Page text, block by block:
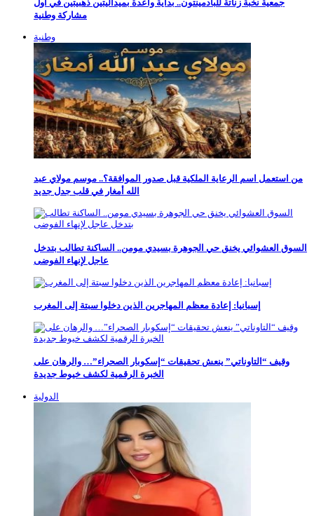
جمعية نخبة زناتة للبادمينتون.. بداية واعدة بميداليتين ذهبيتين في أول
مشاركة وطنية
وطنية
من استعمل اسم الرعاية الملكية قبل صدور الموافقة؟.. موسم مولاي عبد
الله أمغار في قلب جدل جديد
السوق العشوائي يخنق حي الجوهرة بسيدي مومن.. الساكنة تطالب بتدخل
عاجل لإنهاء الفوضى
إسبانيا: إعادة معظم المهاجرين الذين دخلوا سبتة إلى المغرب
وقيف “التاوناتي” ينعش تحقيقات “إسكوبار الصحراء”… والرهان على
الخبرة الرقمية لكشف خيوط جديدة
الدولية